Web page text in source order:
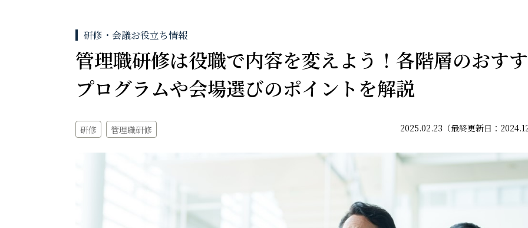
研修・会議お役立ち情報
管理職研修は役職で内容を変えよう！各階層のおす
プログラムや会場選びのポイントを解説
研修 管理職研修 2025.02.23（最終更新日：